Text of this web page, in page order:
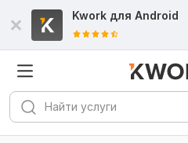
Kwork для Android